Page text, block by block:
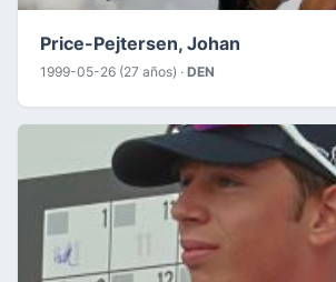
Price-Pejtersen, Johan
1999-05-26 (27 años) · DEN